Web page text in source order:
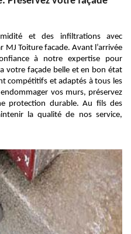
et des infiltrations avec
MJ Toiture facade. Avant l’arrivée
à notre expertise pour
votre façade belle et en bon état
compétitifs et adaptés à tous les
vos murs, préservez
protection durable. Au fils des
la qualité de nos service,